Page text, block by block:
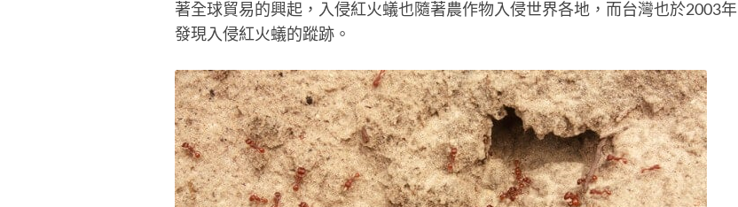
著全球貿易的興起，入侵紅火蟻也隨著農作物入侵世界各地，而台灣也於2003年
發現入侵紅火蟻的蹤跡。